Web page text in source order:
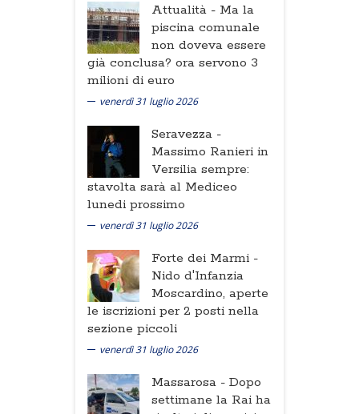
Attualità - Ma la
piscina comunale
non doveva essere
già conclusa? ora servono 3
milioni di euro
venerdì 31 luglio 2026
Seravezza -
Massimo Ranieri in
Versilia sempre:
stavolta sarà al Mediceo
lunedi prossimo
venerdì 31 luglio 2026
Forte dei Marmi -
Nido d'Infanzia
Moscardino, aperte
le iscrizioni per 2 posti nella
sezione piccoli
venerdì 31 luglio 2026
Massarosa - Dopo
settimane la Rai ha